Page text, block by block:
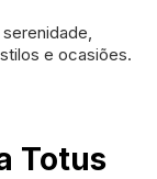
e ocasiões.
Totus